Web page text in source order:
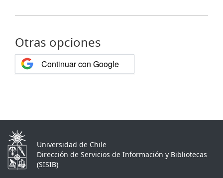
Otras opciones
Continuar con Google
Universidad de Chile
Dirección de Servicios de Información y Bibliotecas
(SISIB)